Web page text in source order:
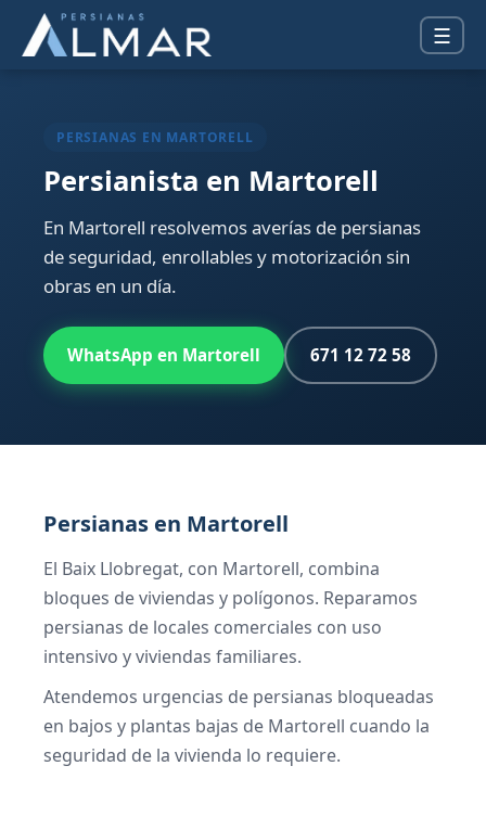
☰
PERSIANAS EN MARTORELL
Persianista en Martorell
En Martorell resolvemos averías de persianas
de seguridad, enrollables y motorización sin
obras en un día.
WhatsApp en Martorell 671 12 72 58
Persianas en Martorell
El Baix Llobregat, con Martorell, combina
bloques de viviendas y polígonos. Reparamos
persianas de locales comerciales con uso
intensivo y viviendas familiares.
Atendemos urgencias de persianas bloqueadas
en bajos y plantas bajas de Martorell cuando la
seguridad de la vivienda lo requiere.